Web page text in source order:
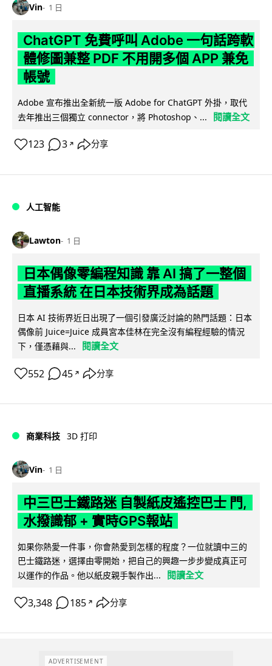
Vin 1 日
ChatGPT 免費呼叫 Adobe 一句話跨軟
體修圖兼整 PDF 不用開多個 APP 兼免
帳號
Adobe 宣布推出全新統一版 Adobe for ChatGPT 外掛，取代
去年推出三個獨立 connector，將 Photoshop、...
閱讀全文
123 3 ↗ 分享
人工智能
Lawton 1 日
日本偶像零編程知識 靠 AI 搞了一整個
直播系統 在日本技術界成為話題
日本 AI 技術界近日出現了一個引發廣泛討論的熱門話題：日本
偶像前 Juice=Juice 成員宮本佳林在完全沒有編程經驗的情況
下，僅憑藉與...
閱讀全文
552 45 ↗ 分享
商業科技 3D 打印
Vin 1 日
中三巴士鐵路迷 自製紙皮遙控巴士 門,
水撥識郁 + 實時GPS報站
如果你熱愛一件事，你會熱愛到怎樣的程度？一位就讀中三的
巴士鐵路迷，選擇由零開始，把自己的興趣一步步變成真正可
以運作的作品。他以紙皮親手製作出...
閱讀全文
3,348 185 ↗ 分享
ADVERTISEMENT